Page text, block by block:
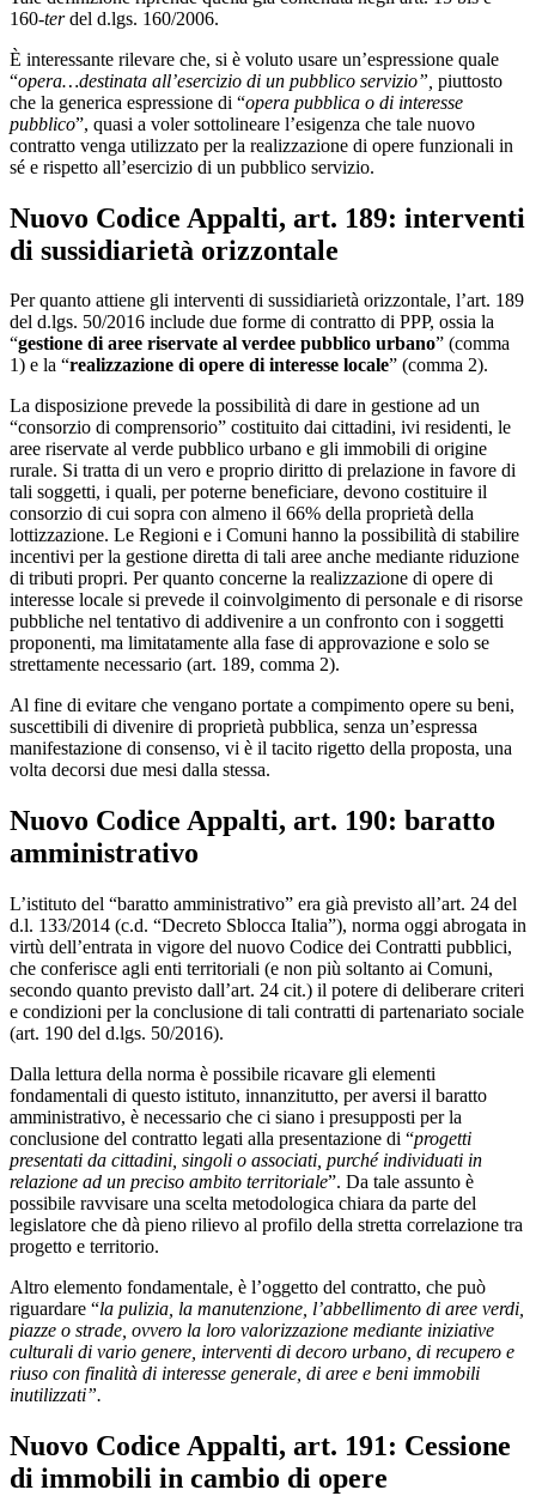
160-terdel d.lgs. 160/2006.
È interessante rilevare che, si è voluto usare un’espressione quale
“opera…destinata all’esercizio di un pubblico servizio”, piuttosto
che la generica espressione di “opera pubblica o di interesse
pubblico”, quasi a voler sottolineare l’esigenza che tale nuovo
contratto venga utilizzato per la realizzazione di opere funzionali in
sé e rispetto all’esercizio di un pubblico servizio.
Nuovo Codice Appalti, art. 189: interventi
di sussidiarietà orizzontale
Per quanto attiene gli interventi di sussidiarietà orizzontale, l’art. 189
del d.lgs. 50/2016 include due forme di contratto di PPP, ossia la
“gestione di aree riservate al verdee pubblico urbano” (comma
1) e la “realizzazione di opere di interesse locale” (comma 2).
La disposizione prevede la possibilità di dare in gestione ad un
“consorzio di comprensorio” costituito dai cittadini, ivi residenti, le
aree riservate al verde pubblico urbano e gli immobili di origine
rurale. Si tratta di un vero e proprio diritto di prelazione in favore di
tali soggetti, i quali, per poterne beneficiare, devono costituire il
consorzio di cui sopra con almeno il 66% della proprietà della
lottizzazione. Le Regioni e i Comuni hanno la possibilità di stabilire
incentivi per la gestione diretta di tali aree anche mediante riduzione
di tributi propri. Per quanto concerne la realizzazione di opere di
interesse locale si prevede il coinvolgimento di personale e di risorse
pubbliche nel tentativo di addivenire a un confronto con i soggetti
proponenti, ma limitatamente alla fase di approvazione e solo se
strettamente necessario (art. 189, comma 2).
Al fine di evitare che vengano portate a compimento opere su beni,
suscettibili di divenire di proprietà pubblica, senza un’espressa
manifestazione di consenso, vi è il tacito rigetto della proposta, una
volta decorsi due mesi dalla stessa.
Nuovo Codice Appalti, art. 190: baratto
amministrativo
L’istituto del “baratto amministrativo” era già previsto all’art. 24 del
d.l. 133/2014 (c.d. “Decreto Sblocca Italia”), norma oggi abrogata in
virtù dell’entrata in vigore del nuovo Codice dei Contratti pubblici,
che conferisce agli enti territoriali (e non più soltanto ai Comuni,
secondo quanto previsto dall’art. 24 cit.) il potere di deliberare criteri
e condizioni per la conclusione di tali contratti di partenariato sociale
(art. 190 del d.lgs. 50/2016).
Dalla lettura della norma è possibile ricavare gli elementi
fondamentali di questo istituto, innanzitutto, per aversi il baratto
amministrativo, è necessario che ci siano i presupposti per la
conclusione del contratto legati alla presentazione di “progetti
presentati da cittadini, singoli o associati, purché individuati in
relazione ad un preciso ambito territoriale”. Da tale assunto è
possibile ravvisare una scelta metodologica chiara da parte del
legislatore che dà pieno rilievo al profilo della stretta correlazione tra
progetto e territorio.
Altro elemento fondamentale, è l’oggetto del contratto, che può
riguardare “la pulizia, la manutenzione, l’abbellimento di aree verdi,
piazze o strade, ovvero la loro valorizzazione mediante iniziative
culturali di vario genere, interventi di decoro urbano, di recupero e
riuso con finalità di interesse generale, di aree e beni immobili
inutilizzati”.
Nuovo Codice Appalti, art. 191: Cessione
di immobili in cambio di opere